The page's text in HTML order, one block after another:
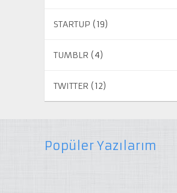
STARTUP (19)
TUMBLR (4)
TWITTER (12)
Popüler Yazılarım